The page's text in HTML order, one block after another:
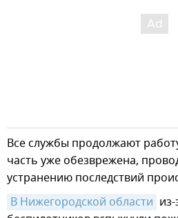
Все службы продолжают
часть уже обезврежена,
устранению последствий
В Нижегородской области